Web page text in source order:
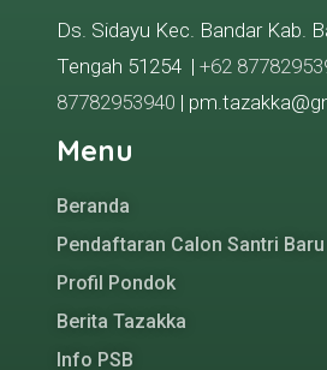
Ds. Sidayu Kec. Bandar Kab.
Tengah 51254 | +62
87782953940 |
Menu
Beranda
Pendaftaran Calon Santri Baru
Profil Pondok
Berita Tazakka
Info PSB